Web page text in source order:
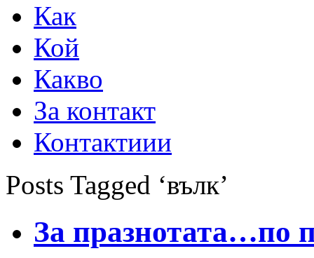
Как
Кой
Какво
За контакт
Контактиии
Posts Tagged ‘вълк’
За празнотата…по